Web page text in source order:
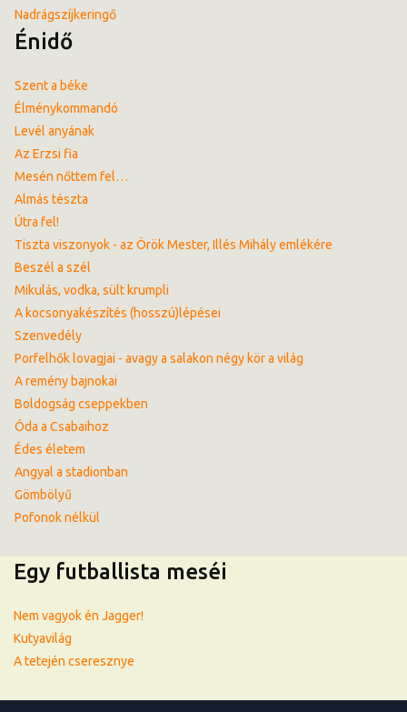
Nadrágszíjkeringő
Énidő
Szent a béke
Élménykommandó
Levél anyának
Az Erzsi fia
Mesén nőttem fel…
Almás tészta
Útra fel!
Tiszta viszonyok - az Örök Mester, Illés Mihály emlékére
Beszél a szél
Mikulás, vodka, sült krumpli
A kocsonyakészítés (hosszú)lépései
Szenvedély
Porfelhők lovagjai - avagy a salakon négy kör a világ
A remény bajnokai
Boldogság cseppekben
Óda a Csabaihoz
Édes életem
Angyal a stadionban
Gömbölyű
Pofonok nélkül
Egy futballista meséi
Nem vagyok én Jagger!
Kutyavilág
A tetején cseresznye